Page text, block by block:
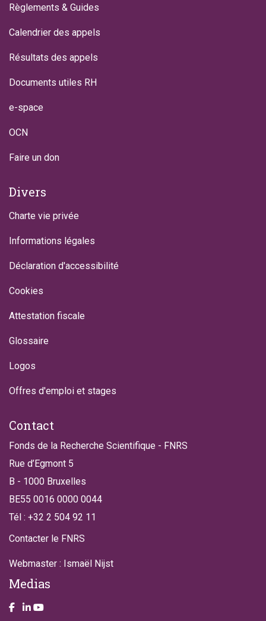
Règlements & Guides
Calendrier des appels
Résultats des appels
Documents utiles RH
e-space
OCN
Faire un don
Divers
Charte vie privée
Informations légales
Déclaration d'accessibilité
Cookies
Attestation fiscale
Glossaire
Logos
Offres d'emploi et stages
Contact
Fonds de la Recherche Scientifique - FNRS
Rue d’Egmont 5
B - 1000 Bruxelles
BE55 0016 0000 0044
Tél : +32 2 504 92 11
Contacter le FNRS
Webmaster : Ismaël Nijst
Medias
Take a look on our facebook page
Take a look on our LinkendIn page